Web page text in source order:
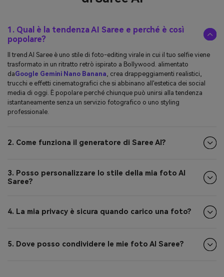
1. Qual è la tendenza AI Saree e perché è così
popolare?
Il trend AI Saree è uno stile di foto-editing virale in cui il tuo selfie viene
trasformato in un ritratto retrò ispirato a Bollywood. alimentato
daGoogle Gemini Nano Banana, crea drappeggiamenti realistici,
trucchi e effetti cinematografici che si abbinano all'estetica dei social
media di oggi. È popolare perché chiunque può unirsi alla tendenza
istantaneamente senza un servizio fotografico o uno styling
professionale.
2. Come funziona il generatore di Saree AI?
3. Posso personalizzare lo stile della mia foto AI
Saree?
4. La mia privacy è sicura quando carico una foto?
5. Dove posso condividere le mie foto AI Saree?